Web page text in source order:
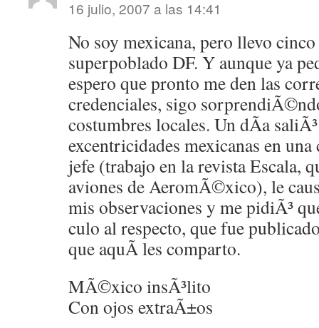
16 julio, 2007 a las 14:41
No soy mexicana, pero llevo
superpoblado DF. Y aunque ya
espero que pronto me den las
credenciales, sigo
costumbres locales. Un dÃ­a
excentricidades mexicanas en
jefe (trabajo en la revista Escala,
aviones de AeromÃ©xico), le
mis observaciones y me pidiÃ³
culo al respecto, que fue
que aquÃ­ les comparto.
MÃ©xico insÃ³lito
Con ojos extraÃ±os